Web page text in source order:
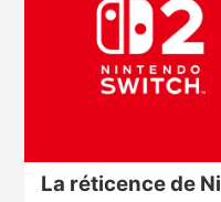
La réticence de